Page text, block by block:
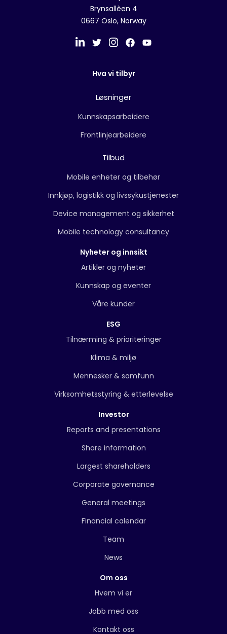
Brynsallèen 4
0667 Oslo, Norway
Hva vi tilbyr
Løsninger
Kunnskapsarbeidere
Frontlinjearbeidere
Tilbud
Mobile enheter og tilbehør
Innkjøp, logistikk og livssykustjenester
Device management og sikkerhet
Mobile technology consultancy
Nyheter og innsikt
Artikler og nyheter
Kunnskap og eventer
Våre kunder
ESG
Tilnærming & prioriteringer
Klima & miljø
Mennesker & samfunn
Virksomhetsstyring & etterlevelse
Investor
Reports and presentations
Share information
Largest shareholders
Corporate governance
General meetings
Financial calendar
Team
News
Om oss
Hvem vi er
Jobb med oss
Kontakt oss